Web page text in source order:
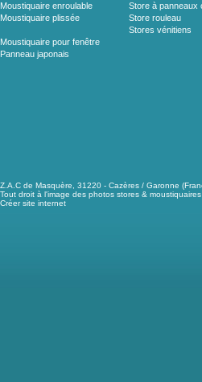
Moustiquaire enroulable
Moustiquaire plissée
Store à panneaux
Store rouleau
Stores vénitiens
Moustiquaire pour fenêtre
Panneau japonais
Z.A.C de Masquère, 31220 - Cazères / Garonne
Tout droit à l'image des photos stores & moustiquaires
Créer site internet